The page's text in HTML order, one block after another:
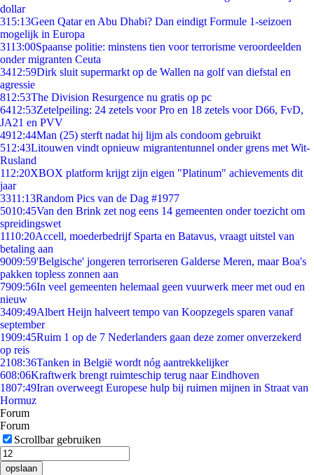
dollar
315:13Geen Qatar en Abu Dhabi? Dan eindigt Formule 1-seizoen
mogelijk in Europa
3113:00Spaanse politie: minstens tien voor terrorisme veroordeelden
onder migranten Ceuta
3412:59Dirk sluit supermarkt op de Wallen na golf van diefstal en
agressie
812:53The Division Resurgence nu gratis op pc
6412:53Zetelpeiling: 24 zetels voor Pro en 18 zetels voor D66, FvD,
JA21 en PVV
4912:44Man (25) sterft nadat hij lijm als condoom gebruikt
512:43Litouwen vindt opnieuw migrantentunnel onder grens met Wit-
Rusland
112:20XBOX platform krijgt zijn eigen "Platinum" achievements dit
jaar
3311:13Random Pics van de Dag #1977
5010:45Van den Brink zet nog eens 14 gemeenten onder toezicht om
spreidingswet
1110:20Accell, moederbedrijf Sparta en Batavus, vraagt uitstel van
betaling aan
9009:59'Belgische' jongeren terroriseren Galderse Meren, maar Boa's
pakken topless zonnen aan
7909:56In veel gemeenten helemaal geen vuurwerk meer met oud en
nieuw
3409:49Albert Heijn halveert tempo van Koopzegels sparen vanaf
september
1909:45Ruim 1 op de 7 Nederlanders gaan deze zomer onverzekerd
op reis
2108:36Tanken in België wordt nóg aantrekkelijker
608:06Kraftwerk brengt ruimteschip terug naar Eindhoven
1807:49Iran overweegt Europese hulp bij ruimen mijnen in Straat van
Hormuz
Forum
Forum
Scrollbar gebruiken
opslaan